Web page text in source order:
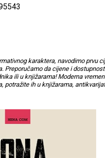
karaktera, navodimo prvu
Preporučamo da cijene i
ili u knjižarama! Moderna
potražite ih u knjižarama,